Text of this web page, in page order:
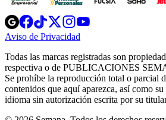
Opens
in
new
Opens
in
new
Opens
in
new
window
Opens
new
windowwindow
Aviso de Privacidad
new
window
Todas las marcas registradas son
respectiva o de PUBLICACIONES
Se prohíbe la reproducción total o parcial
contenidos que aquí aparezca, así como
idioma sin autorización escrita por su